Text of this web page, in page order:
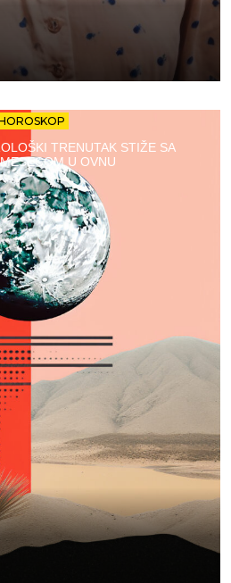
TRENUTAK STIŽE SA
U OVNU